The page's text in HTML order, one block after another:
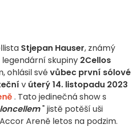
Stjepan Hauser, známý
skupiny 2Cellos
ohlásil svévůbec první sólové
v úterý 14. listopadu 2023
. Tato jedinečná show s
" jistě potěší uši
Areně letos na podzim.